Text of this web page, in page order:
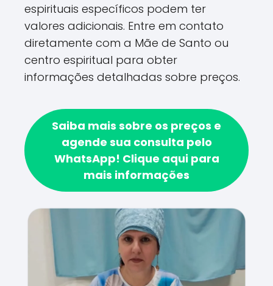
espirituais específicos podem ter
valores adicionais. Entre em contato
diretamente com a Mãe de Santo ou
centro espiritual para obter
informações detalhadas sobre preços.
Saiba mais sobre os preços e
agende sua consulta pelo
WhatsApp! Clique aqui para
mais informações